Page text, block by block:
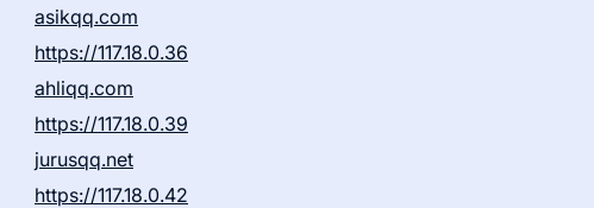
asikqq.com
https://117.18.0.36
ahliqq.com
https://117.18.0.39
jurusqq.net
https://117.18.0.42